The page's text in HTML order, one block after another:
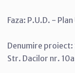
Faza: P.U.D. -
Denumire
Str. Dacilor nr.